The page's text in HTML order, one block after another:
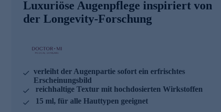
Luxuriöse Augenpflege inspiriert von
der Longevity-Forschung
verleiht der Augenpartie sofort ein erfrischtes
Erscheinungsbild
reichhaltige Textur mit hochdosierten Wirkstoffen
15 ml, für alle Hauttypen geeignet